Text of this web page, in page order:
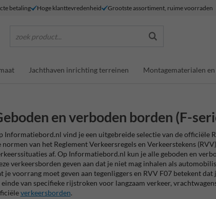
betaling Hoge klanttevredenheid Grootste assortiment, ruime voorraden
zoek product...
Jachthaven inrichting terreinen Montagematerialen
en verboden borden (F-
Informatiebord.nl vind je een uitgebreide selectie van de officiële
normen van het Reglement Verkeersregels en Verkeerstekens
af. Op Informatiebord.nl kun je alle geboden en
verkeersborden geven aan dat je niet mag inhalen als
je voorrang moet geven aan tegenliggers en RVV F07 betekent
van specifieke rijstroken voor langzaam verkeer,
verkeersborden.